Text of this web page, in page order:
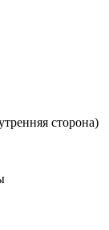
сторона)